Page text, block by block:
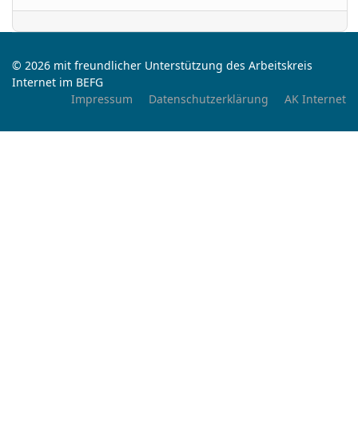
© 2026 mit freundlicher Unterstützung des Arbeitskreis
Internet im BEFG
Impressum
Datenschutzerklärung AK Internet